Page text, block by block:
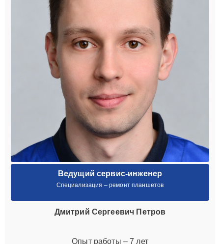
Ведущий сервис-инженер
Специализация – ремонт планшетов
Дмитрий Сергеевич Петров
Опыт работы – 7 лет